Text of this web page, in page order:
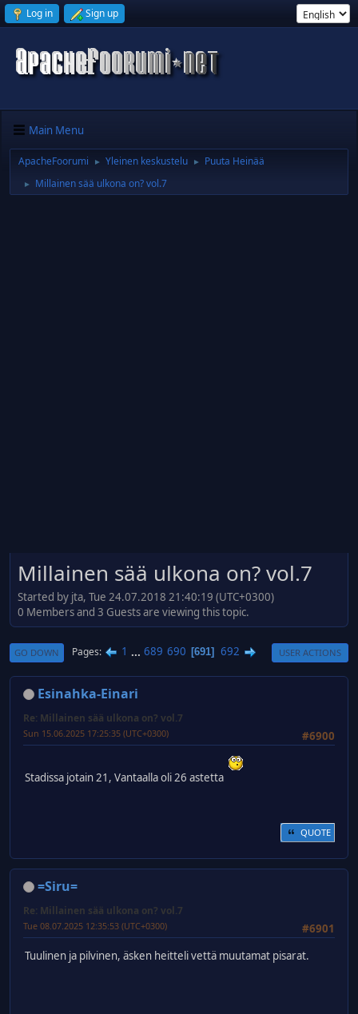
Log in Sign up
Main Menu
ApacheFoorumi ► Yleinen keskustelu ► Puuta Heinää
► Millainen sää ulkona on? vol.7
Millainen sää ulkona on? vol.7
Started by jta, Tue 24.07.2018 21:40:19 (UTC+0300)
0 Members and 3 Guests are viewing this topic.
GO DOWN Pages 1 ... 689 690 691 692 USER ACTIONS
Esinahka-Einari
Re: Millainen sää ulkona on? vol.7
#6900
Sun 15.06.2025 17:25:35 (UTC+0300)
Stadissa jotain 21, Vantaalla oli 26 astetta
QUOTE
=Siru=
Re: Millainen sää ulkona on? vol.7
#6901
Tue 08.07.2025 12:35:53 (UTC+0300)
Tuulinen ja pilvinen, äsken heitteli vettä muutamat pisarat.